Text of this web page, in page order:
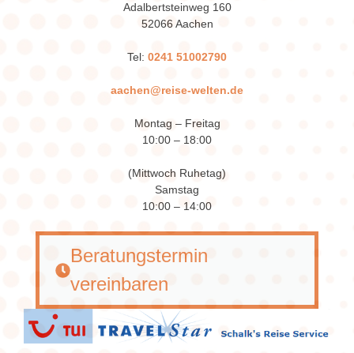
Adalbertsteinweg 160
52066 Aachen
Tel: 0241 51002790
aachen@reise-welten.de
Montag – Freitag
10:00 – 18:00
(Mittwoch Ruhetag)
Samstag
10:00 – 14:00
Beratungstermin
vereinbaren